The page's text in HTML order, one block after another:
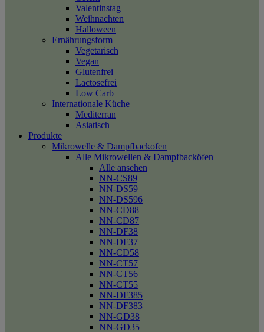
Valentinstag
Weihnachten
Halloween
Ernährungsform
Vegetarisch
Vegan
Glutenfrei
Lactosefrei
Low Carb
Internationale Küche
Mediterran
Asiatisch
Produkte
Mikrowelle & Dampfbackofen
Alle Mikrowellen & Dampfbacköfen
Alle ansehen
NN-CS89
NN-DS59
NN-DS596
NN-CD88
NN-CD87
NN-DF38
NN-DF37
NN-CD58
NN-CT57
NN-CT56
NN-CT55
NN-DF385
NN-DF383
NN-GD38
NN-GD35